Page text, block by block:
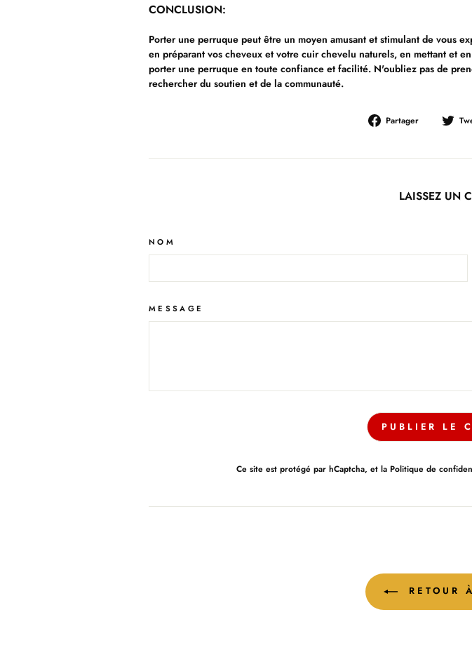
CONCLUSION:
Porter une perruque peut être un moyen amusant et stimulant de vous
en préparant vos cheveux et votre cuir chevelu naturels, en mettant et
porter une perruque en toute confiance et facilité. N'oubliez pas de
rechercher du soutien et de la communauté.
Partager
Partager
LAISSEZ UN
NOM
MESSAGE
PUBLIER LE
Ce site est protégé par hCaptcha, et la Politique de
RETOUR